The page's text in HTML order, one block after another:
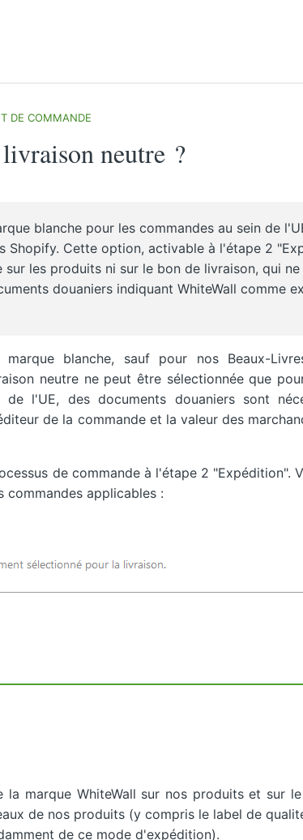
DE COMMANDE
neutre ?
blanche pour les commandes au sein de
Shopify. Cette option, activable à l'étape 2
les produits ni sur le bon de livraison, qui
douaniers indiquant WhiteWall comme
blanche, sauf pour nos Beaux-
neutre ne peut être sélectionnée que
l'UE, des documents douaniers sont
de la commande et la valeur des
de commande à l'étape 2 "Expédition".
commandes applicables :
marque WhiteWall sur nos produits et sur
de nos produits (y compris le label de
de ce mode d'expédition).